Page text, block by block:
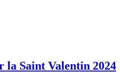
la Saint Valentin 2024